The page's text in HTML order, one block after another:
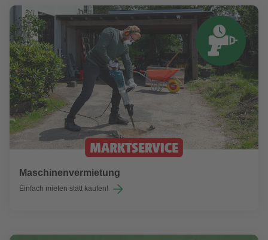
Maschinenvermietung
Einfach mieten statt kaufen!